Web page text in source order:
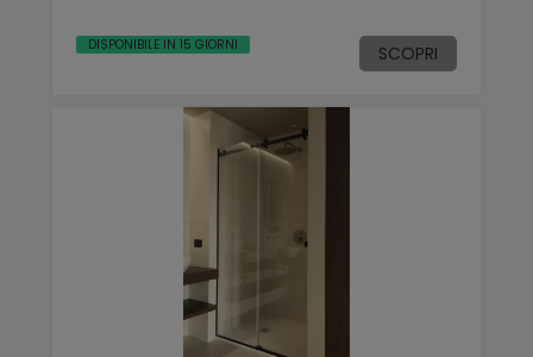
DISPONIBILE IN 15 GIORNI SCOPRI